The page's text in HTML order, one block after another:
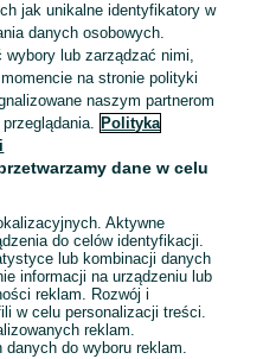
doświadczenia -
Wysokie prowizje+
+ prowizja
online + 1 inne
jak unikalne identyfikatory w
danych osobowych.
lub zarządzać nimi,
na stronie polityki
naszym partnerom
przeglądania. Polityka
dane w celu
Aktywne
do celów identyfikacji.
lub kombinacji danych
informacji na urządzeniu lub
reklam. Rozwój i
w celu personalizacji treści.
reklam.
do wyboru reklam.